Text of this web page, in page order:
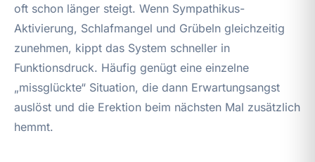
oft schon länger steigt. Wenn Sympathikus-
Aktivierung, Schlafmangel und Grübeln gleichzeitig
zunehmen, kippt das System schneller in
Funktionsdruck. Häufig genügt eine einzelne
„missglückte“ Situation, die dann Erwartungsangst
auslöst und die Erektion beim nächsten Mal zusätzlich
hemmt.